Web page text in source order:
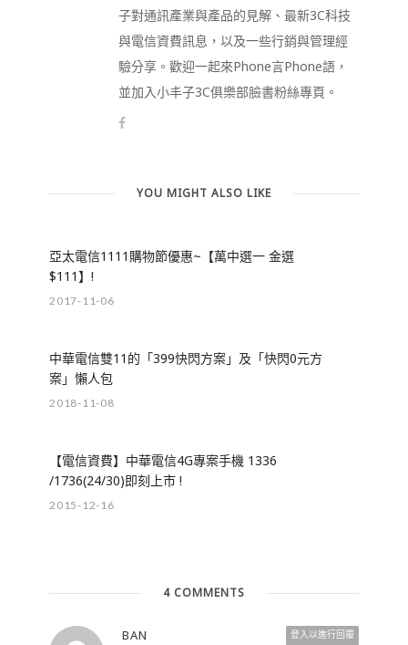
子對通訊產業與產品的見解、最新3C科技
與電信資費訊息，以及一些行銷與管理經
驗分享。歡迎一起來Phone言Phone語，
並加入小丰子3C俱樂部臉書粉絲專頁。
YOU MIGHT ALSO LIKE
亞太電信1111購物節優惠~【萬中選一 金選
$111】!
2017-11-06
中華電信雙11的「399快閃方案」及「快閃0元方
案」懶人包
2018-11-08
【電信資費】中華電信4G專案手機 1336
/1736(24/30)即刻上市 !
2015-12-16
4 COMMENTS
登入以進行回覆
BAN